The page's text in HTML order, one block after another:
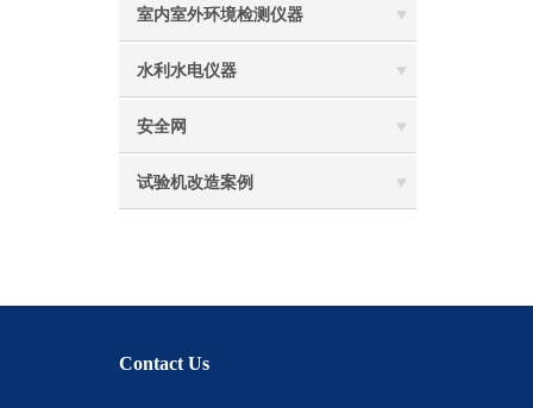
室内室外环境检测仪器
水利水电仪器
安全网
试验机改造案例
Contact Us